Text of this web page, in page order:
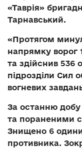
«Таврія»
Тарнавський.
«Протягом
напрямку ворог
та здійснив 536
підрозділи Сил
вогневих
За останню добу
та пораненими
Знищено 6
противника.